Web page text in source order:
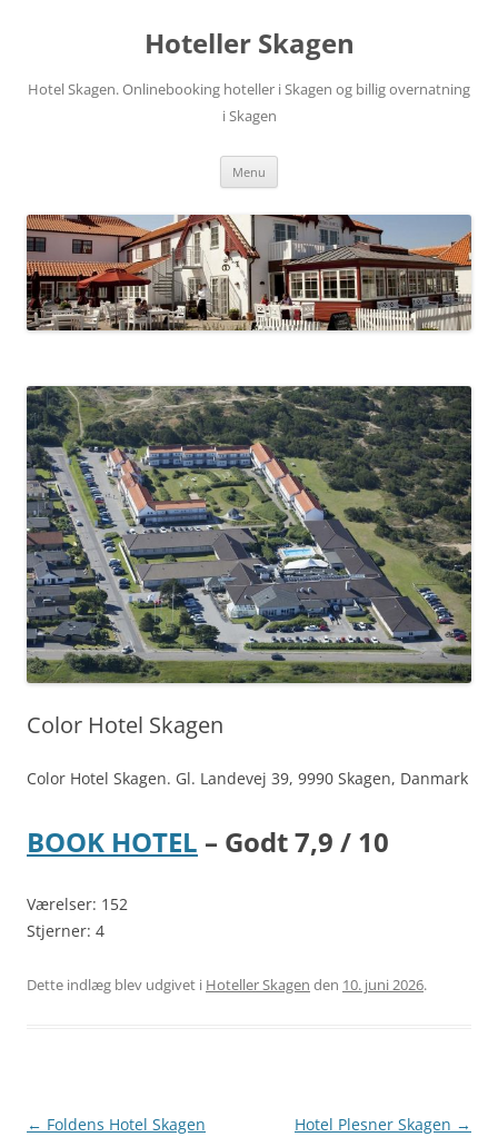
Hoteller Skagen
Hotel Skagen. Onlinebooking hoteller i Skagen og billig overnatning
i Skagen
Menu
Color Hotel Skagen
Color Hotel Skagen. Gl. Landevej 39, 9990 Skagen, Danmark
BOOK HOTEL – Godt 7,9 / 10
Værelser: 152
Stjerner: 4
Dette indlæg blev udgivet i Hoteller Skagen den 10. juni 2026.
Indlægsnavigation
← Foldens Hotel Skagen Hotel Plesner Skagen →